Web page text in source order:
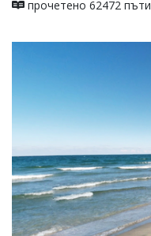
прочетено 62472 пъти